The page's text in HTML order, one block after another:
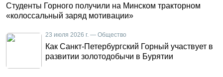
Студенты Горного получили на Минском тракторном
«колоссальный заряд мотивации»
23 июля 2026 г. — Общество
Как Санкт-Петербургский Горный участвует в
развитии золотодобычи в Бурятии